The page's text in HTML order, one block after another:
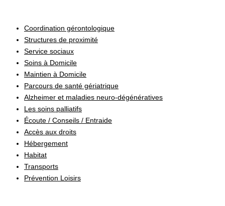
Coordination gérontologique
Structures de proximité
Service sociaux
Soins à Domicile
Maintien à Domicile
Parcours de santé gériatrique
Alzheimer et maladies neuro-dégénératives
Les soins palliatifs
Écoute / Conseils / Entraide
Accès aux droits
Hébergement
Habitat
Transports
Prévention Loisirs